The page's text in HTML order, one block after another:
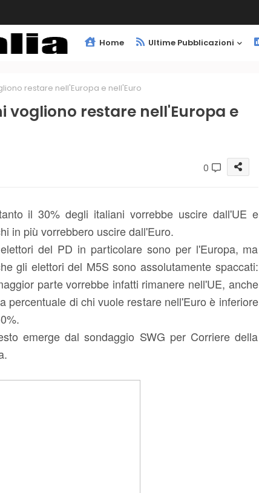
Home Ultime Pubblicazioni
restare nell'Europa e nell'Euro
vogliono restare nell'Europa e
0
il 30% degli italiani vorrebbe uscire dall'UE e
in più vorrebbero uscire dall'Euro.
del PD in particolare sono per l'Europa, ma
gli elettori del M5S sono assolutamente spaccati:
parte vorrebbe infatti rimanere nell'UE, anche
percentuale di chi vuole restare nell'Euro è inferiore
emerge dal sondaggio SWG per Corriere della